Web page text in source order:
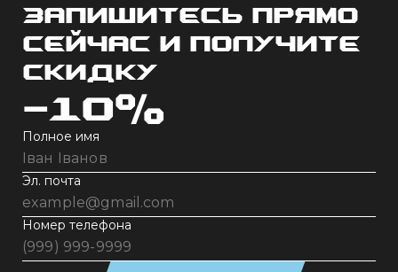
Запишитесь прямо
сейчас и получите
скидку
-10%
Полное имя
Эл. почта
Номер телефона